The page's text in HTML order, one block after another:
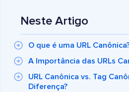
Neste Artigo
O que é uma URL
A Importância das URLs
URL Canônica vs. Tag
Diferença?